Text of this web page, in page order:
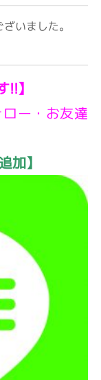
いました。
!!】
ー・お友達
加】